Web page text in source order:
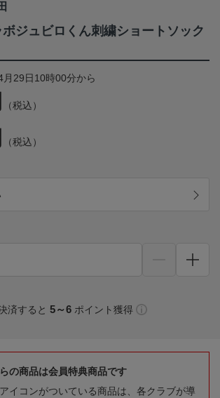
ジュビロくん刺繍ショートソック
29日10時00分から
（税込）
（税込）
済すると 5～6 ポイント獲得
の商品は会員特典商品です
アイコンがついている商品は、各クラブが導